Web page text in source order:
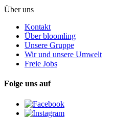
Über uns
Kontakt
Über bloomling
Unsere Gruppe
Wir und unsere Umwelt
Freie Jobs
Folge uns auf